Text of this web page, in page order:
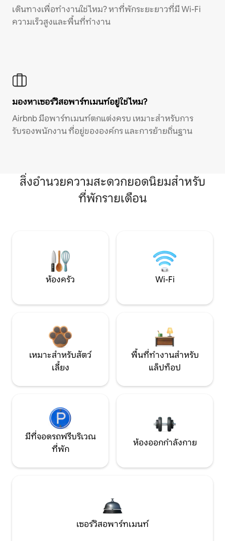
เดินทางเพื่อทำงานใช่ไหม? หาที่พักระยะยาวที่มี Wi-Fi
ความเร็วสูงและพื้นที่ทำงาน
มองหาเซอร์วิสอพาร์ทเมนท์อยู่ใช่ไหม?
Airbnb มีอพาร์ทเมนท์ตกแต่งครบ เหมาะสำหรับการ
รับรองพนักงาน ที่อยู่ขององค์กร และการย้ายถิ่นฐาน
สิ่งอำนวยความสะดวกยอดนิยมสำหรับ
ที่พักรายเดือน
ห้องครัว Wi-Fi
เหมาะสำหรับสัตว์
เลี้ยง
พื้นที่ทำงานสำหรับ
แล็ปท็อป
มีที่จอดรถฟรีบริเวณ
ที่พัก
ห้องออกกำลังกาย
เซอร์วิสอพาร์ทเมนท์